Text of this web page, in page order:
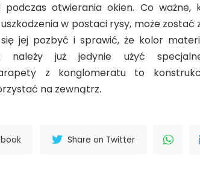
otwierania okien. Co ważne,
w postaci rysy, może zostać
jej pozbyć i sprawić, że kolor
należy już jedynie użyć
z konglomeratu to
na zewnątrz.
Share on Twitter